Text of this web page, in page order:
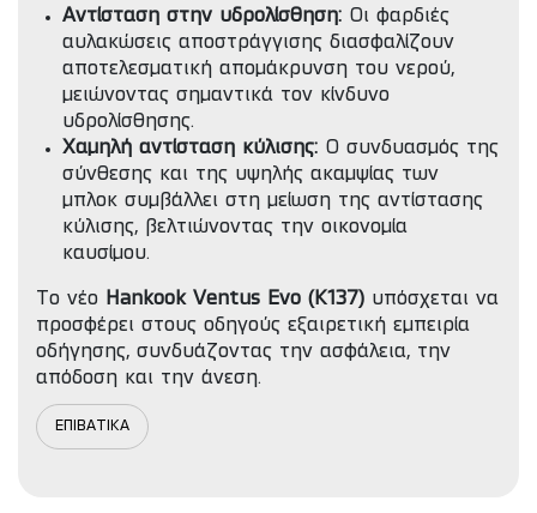
Αντίσταση στην υδρολίσθηση: Οι φαρδιές
αυλακώσεις αποστράγγισης διασφαλίζουν
αποτελεσματική απομάκρυνση του νερού,
μειώνοντας σημαντικά τον κίνδυνο
υδρολίσθησης.
Χαμηλή αντίσταση κύλισης: Ο συνδυασμός της
σύνθεσης και της υψηλής ακαμψίας των
μπλοκ συμβάλλει στη μείωση της αντίστασης
κύλισης, βελτιώνοντας την οικονομία
καυσίμου.
Το νέο Hankook Ventus Evo (K137) υπόσχεται να
προσφέρει στους οδηγούς εξαιρετική εμπειρία
οδήγησης, συνδυάζοντας την ασφάλεια, την
απόδοση και την άνεση.
ΕΠΙΒΑΤΙΚΑ